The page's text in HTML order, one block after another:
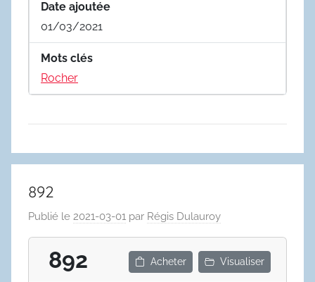
Date ajoutée
01/03/2021
Mots clés
Rocher
892
Publié le 2021-03-01 par Régis Dulauroy
892 Acheter Visualiser